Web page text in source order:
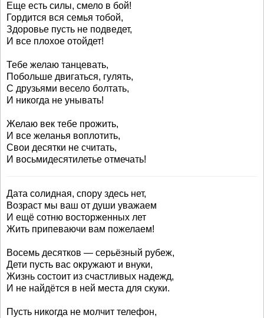
Еще есть силы, смело в бой!
Гордится вся семья тобой,
Здоровье пусть не подведет,
И все плохое отойдет!
Тебе желаю танцевать,
Побольше двигаться, гулять,
С друзьями весело болтать,
И никогда не унывать!
Желаю век тебе прожить,
И все желанья воплотить,
Свои десятки не считать,
И восьмидесятилетье отмечать!
Дата солидная, спору здесь нет,
Возраст мы ваш от души уважаем
И ещё сотню восторженных лет
Жить припеваючи вам пожелаем!
Восемь десятков — серьёзный рубеж,
Дети пусть вас окружают и внуки,
Жизнь состоит из счастливых надежд,
И не найдётся в ней места для скуки.
Пусть никогда не молчит телефон,